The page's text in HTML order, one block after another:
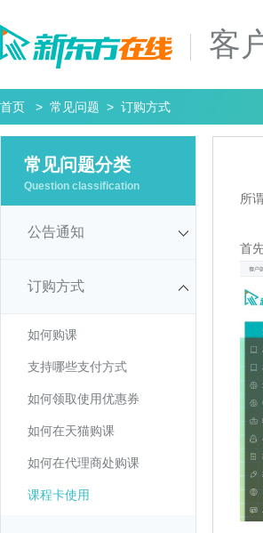
客
首页 > 常见问题 > 订购方式
常见问题分类
Question classification
公告通知
订购方式
如何购课
支持哪些支付方式
如何领取使用优惠券
如何在天猫购课
如何在代理商处购课
课程卡使用
所
首